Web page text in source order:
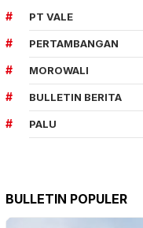
PT VALE
PERTAMBANGAN
MOROWALI
BULLETIN BERITA
PALU
BULLETIN POPULER